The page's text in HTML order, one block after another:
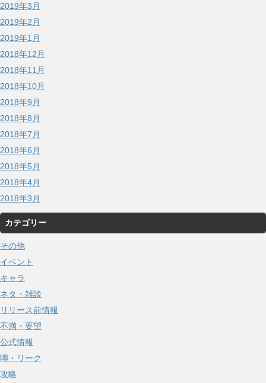
2019年3月
2019年2月
2019年1月
2018年12月
2018年11月
2018年10月
2018年9月
2018年8月
2018年7月
2018年6月
2018年5月
2018年4月
2018年3月
カテゴリー
その他
イベント
キャラ
ネタ・雑談
リリース前情報
不満・要望
公式情報
噂・リーク
攻略